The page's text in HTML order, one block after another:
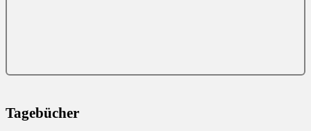
Tagebücher